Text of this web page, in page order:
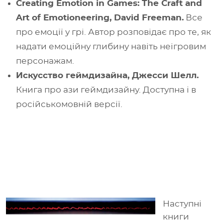
Creating Emotion in Games: The Craft and
Art of Emotioneering, David Freeman. Все
про емоції у грі. Автор розповідає про те, як
надати емоційну глибину навіть неігровим
персонажам.
Искусство геймдизайна, Джесси Шелл.
Книга про ази геймдизайну. Доступна і в
російськомовній версії.
Наступні
книги